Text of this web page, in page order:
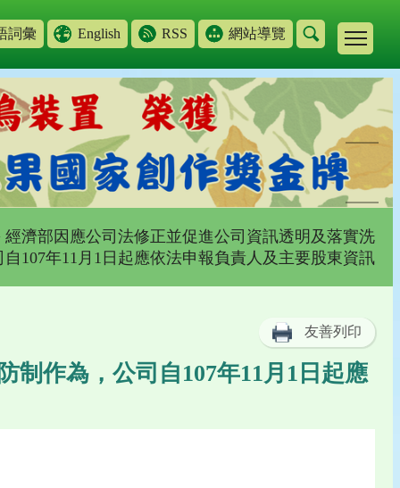
詞彙 English RSS 網站導覽
濟部因應公司法修正並促進公司資訊透明及落實洗
107年11月1日起應依法申報負責人及主要股東資訊
友善列印
制作為，公司自107年11月1日起應